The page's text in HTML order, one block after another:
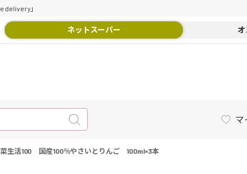
delivery」
ネットスーパー
マ
生活100 国産100％やさいとりんご 100ml×3本